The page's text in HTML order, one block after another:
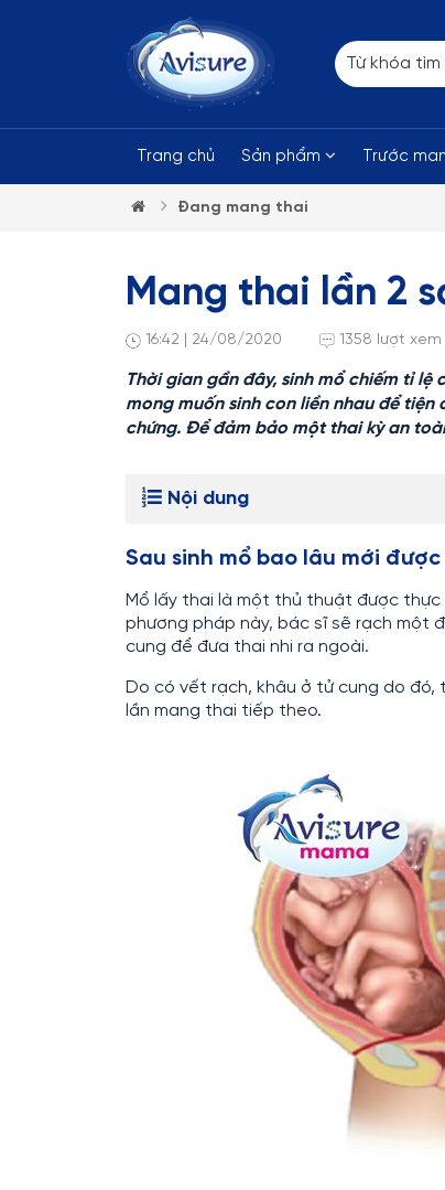
Trang chủ Sản phẩm Trước
Đang mang thai
Mang thai lần 2
16:42 | 24/08/2020 1358 lượt xem
Thời gian gần đây, sinh mổ chiếm tỉ lệ
mong muốn sinh con liền nhau để tiện
chứng. Để đảm bảo một thai kỳ an
Nội dung
Sau sinh mổ bao lâu mới
Mổ lấy thai là một thủ thuật được
phương pháp này, bác sĩ sẽ rạch một
cung để đưa thai nhi ra ngoài.
Do có vết rạch, khâu ở tử cung do
lần mang thai tiếp theo.